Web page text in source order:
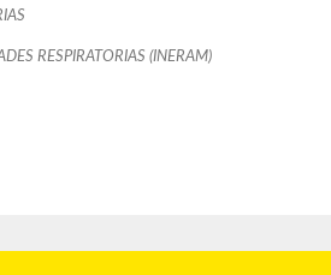
RESPIRATORIAS (INERAM)